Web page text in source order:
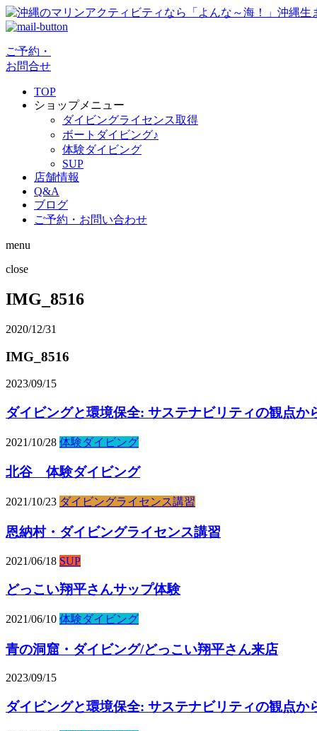
ご予約・
お問合せ
TOP
ショップメニュー
ダイビングライセンス取得
ボートダイビング♪
体験ダイビング
SUP
店舗情報
Q&A
ブログ
ご予約・お問い合わせ
menu
close
IMG_8516
2020/12/31
IMG_8516
2023/09/15
ダイビングと環境保全: サステナビリティの観点か
2021/10/28 体験ダイビング
北谷 体験ダイビング
2021/10/23 ダイビングライセンス講習
恩納村・ダイビングライセンス講習
2021/06/18 SUP
どっこい翔平さんサップ体験
2021/06/10 体験ダイビング
青の洞窟・ダイビング/どっこい翔平さん来店
2023/09/15
ダイビングと環境保全: サステナビリティの観点か